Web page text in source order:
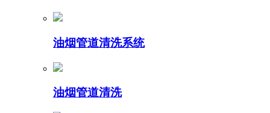
油烟管道清洗系统
油烟管道清洗